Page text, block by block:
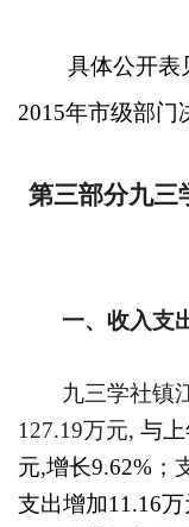
具体公开表
2015年市级部门
第三部分九三
一、收入支
九三学社镇
127.19万元, 与
元,增长9.62% ；
支出增加11.16万